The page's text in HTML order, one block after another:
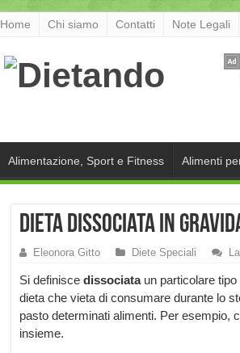
Home Chi siamo Contatti Note Legali
Alimentazione, Sport e Fitness Alimenti
Dieta dissociata in
Eleonora Gitto Diete Speciali
Si definisce dissociataun particolare tipo
dieta che vieta di consumare durante lo
pasto determinati alimenti. Per esempio,
insieme.